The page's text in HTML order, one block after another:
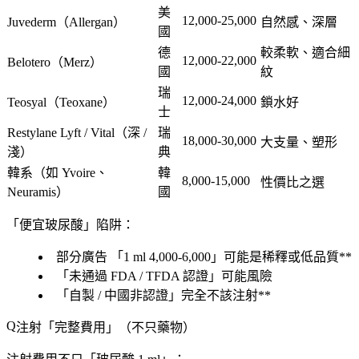
Juvederm （Allergan）
美
國
12,000-25,000 自然感、深層
Belotero （Merz）
德
國
12,000-22,000
較柔軟 、適合細
紋
Teosyal （Teoxane）
瑞
士
12,000-24,000 鎖水好
Restylane Lyft / Vital （深 /
淺）
瑞
典
18,000-30,000 大支量、塑形
韓系 （如 Yvoire、
Neuramis）
韓
國
8,000-15,000 性價比之選
「便宜玻尿酸」陷阱：
部分廣告 「1 ml 4,000-6,000」可能是稀釋或低品質**
「 未通過 FDA / TFDA 認證 」可能風險
「自製 / 中國非認證」完全不該注射**
注射「 完整費用 」（不只藥物）